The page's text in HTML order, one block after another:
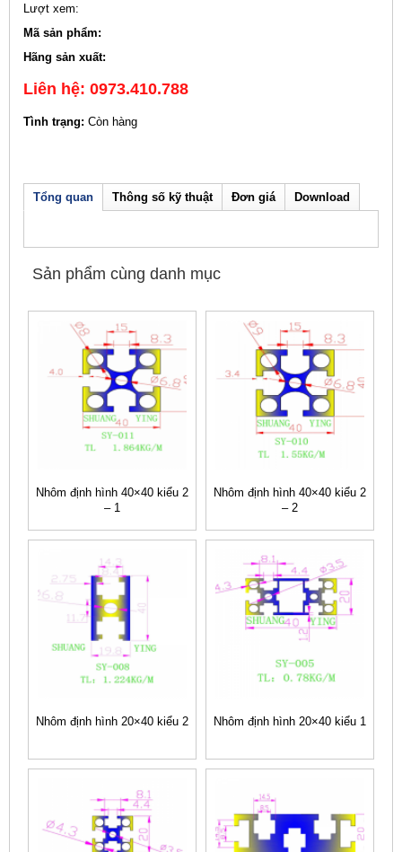
Lượt xem:
Mã sản phẩm:
Hãng sản xuất:
Liên hệ: 0973.410.788
Tình trạng: Còn hàng
Tổng quan Thông số kỹ thuật Đơn giá Download
Sản phẩm cùng danh mục
Nhôm định hình 40×40 kiểu 2
– 1
Nhôm định hình 40×40 kiểu 2
– 2
Nhôm định hình 20×40 kiểu 2 Nhôm định hình 20×40 kiểu 1